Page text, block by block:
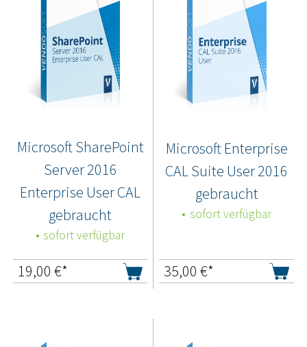
Microsoft SharePoint
Server 2016
Enterprise User CAL
gebraucht
sofort verfügbar
19,00 €*
Microsoft Enterprise
CAL Suite User 2016
gebraucht
sofort verfügbar
35,00 €*